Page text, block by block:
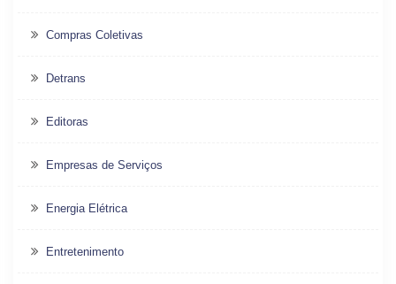
Compras Coletivas
Detrans
Editoras
Empresas de Serviços
Energia Elétrica
Entretenimento